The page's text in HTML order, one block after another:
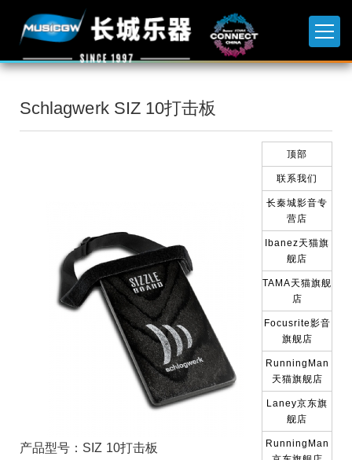
Schlagwerk SIZ 10打击板
产品型号： SIZ 10打击板
顶部
联系我们
长秦城影音专
营店
Ibanez天猫旗
舰店
TAMA天猫旗舰
店
Focusrite影音
旗舰店
RunningMan
天猫旗舰店
Laney京东旗
舰店
RunningMan